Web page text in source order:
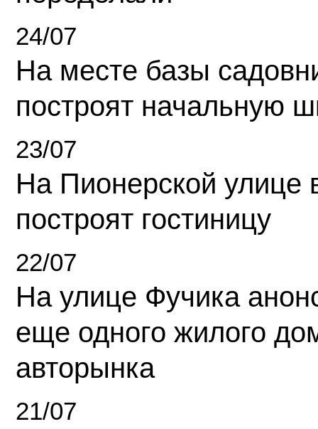
24/07
На месте базы
построят начальную
23/07
На Пионерской улице
построят гостиницу
22/07
На улице Фучика
еще одного жилого
авторынка
21/07